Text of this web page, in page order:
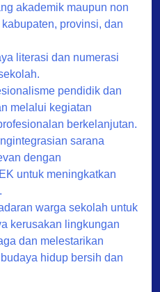
akademik maupun non
provinsi, dan
literasi dan numerasi
pendidik dan
melalui kegiatan
berkelanjutan.
sarana
dengan
untuk meningkatkan
warga sekolah untuk
kerusakan lingkungan
dan melestarikan
hidup bersih dan